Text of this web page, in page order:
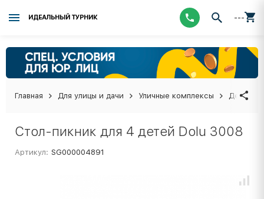
ИДЕАЛЬНЫЙ ТУРНИК ---
Главная Для улицы и дачи Уличные комплексы Детские
Стол-пикник для 4 детей Dolu 3008
Артикул: SG000004891